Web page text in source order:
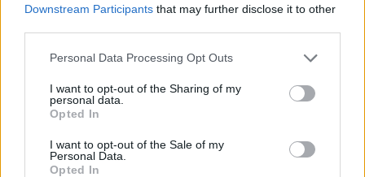
Downstream Participants that may further disclose it to other
Please note that this website/app uses one or more Google
not limited to your visit or usage behaviour. You may click to
grant or deny consent to Google and its third-party tags to
use your data for below specified purposes in below Google
consent section.
Personal Data Processing Opt Outs
I want to opt-out of the Sharing of my
personal data.
Opted In
I want to opt-out of the Sale of my
Personal Data.
Opted In
Productos locales y más vuelos: Binter
refuerza su apuesta por Canarias
Binter no solo conecta las islas, sino que…